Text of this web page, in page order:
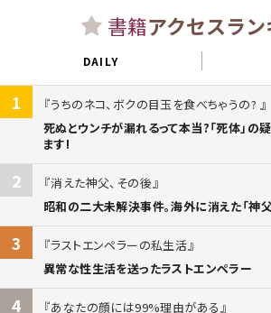
書籍アクセスラ
DAILY
1
うちのネコ、ボクの目玉を食べちゃうの?
死ぬとウンチが漏れるって本当?「死体」の
ます!
2
消えた神父、その後
昭和の二大未解決事件。海外に消えた「神父
3
ラストエンペラーの私生活
異常な性生活を送ったラストエンペラー
4
あなたの顔には99%理由がある